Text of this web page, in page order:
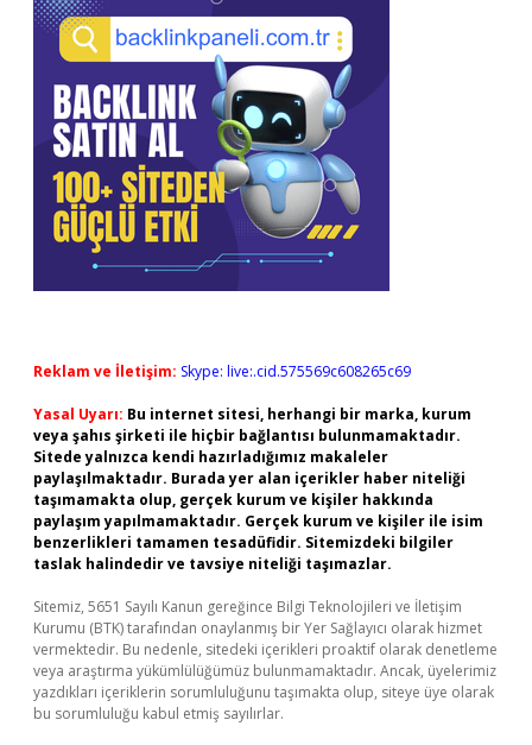
Reklam ve İletişim: Skype: live:.cid.575569c608265c69
Yasal Uyarı: Bu internet sitesi, herhangi bir marka, kurum
veya şahıs şirketi ile hiçbir bağlantısı bulunmamaktadır.
Sitede yalnızca kendi hazırladığımız makaleler
paylaşılmaktadır. Burada yer alan içerikler haber niteliği
taşımamakta olup, gerçek kurum ve kişiler hakkında
paylaşım yapılmamaktadır. Gerçek kurum ve kişiler ile isim
benzerlikleri tamamen tesadüfidir. Sitemizdeki bilgiler
taslak halindedir ve tavsiye niteliği taşımazlar.
Sitemiz, 5651 Sayılı Kanun gereğince Bilgi Teknolojileri ve İletişim
Kurumu (BTK) tarafından onaylanmış bir Yer Sağlayıcı olarak hizmet
vermektedir. Bu nedenle, sitedeki içerikleri proaktif olarak denetleme
veya araştırma yükümlülüğümüz bulunmamaktadır. Ancak, üyelerimiz
yazdıkları içeriklerin sorumluluğunu taşımakta olup, siteye üye olarak
bu sorumluluğu kabul etmiş sayılırlar.